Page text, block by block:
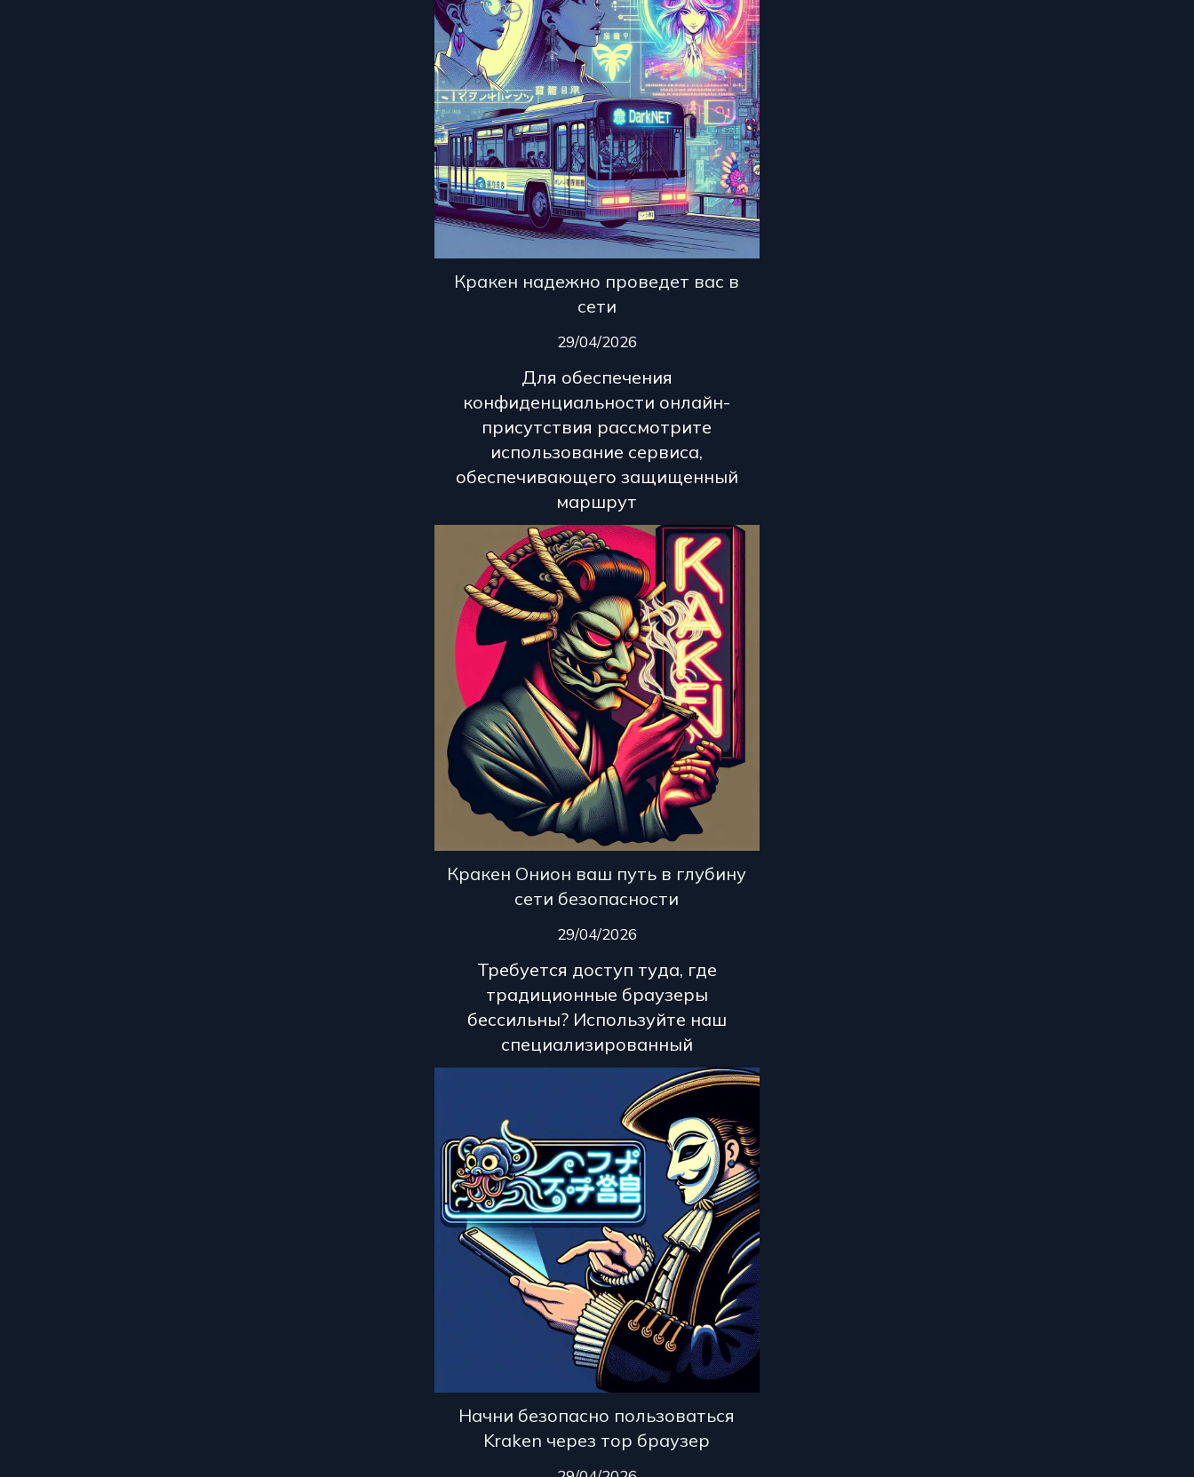
Кракен надежно проведет вас в
сети
29/04/2026
Для обеспечения
конфиденциальности онлайн-
присутствия рассмотрите
использование сервиса,
обеспечивающего защищенный
маршрут
Кракен Онион ваш путь в глубину
сети безопасности
29/04/2026
Требуется доступ туда, где
традиционные браузеры
бессильны? Используйте наш
специализированный
Начни безопасно пользоваться
Kraken через тор браузер